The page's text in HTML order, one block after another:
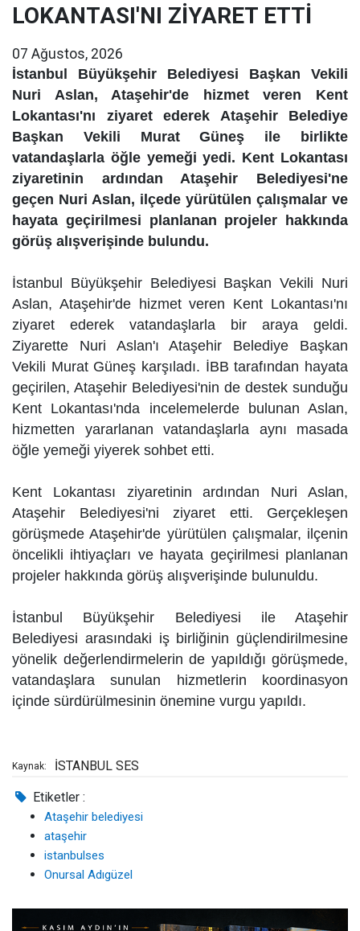
LOKANTASI'NI ZİYARET ETTİ
07 Ağustos, 2026
İstanbul Büyükşehir Belediyesi Başkan Vekili
Nuri Aslan, Ataşehir'de hizmet veren Kent
Lokantası'nı ziyaret ederek Ataşehir Belediye
Başkan Vekili Murat Güneş ile birlikte
vatandaşlarla öğle yemeği yedi. Kent Lokantası
ziyaretinin ardından Ataşehir Belediyesi'ne
geçen Nuri Aslan, ilçede yürütülen çalışmalar ve
hayata geçirilmesi planlanan projeler hakkında
görüş alışverişinde bulundu.
İstanbul Büyükşehir Belediyesi Başkan Vekili Nuri
Aslan, Ataşehir'de hizmet veren Kent Lokantası'nı
ziyaret ederek vatandaşlarla bir araya geldi.
Ziyarette Nuri Aslan'ı Ataşehir Belediye Başkan
Vekili Murat Güneş karşıladı. İBB tarafından hayata
geçirilen, Ataşehir Belediyesi'nin de destek sunduğu
Kent Lokantası'nda incelemelerde bulunan Aslan,
hizmetten yararlanan vatandaşlarla aynı masada
öğle yemeği yiyerek sohbet etti.
Kent Lokantası ziyaretinin ardından Nuri Aslan,
Ataşehir Belediyesi'ni ziyaret etti. Gerçekleşen
görüşmede Ataşehir'de yürütülen çalışmalar, ilçenin
öncelikli ihtiyaçları ve hayata geçirilmesi planlanan
projeler hakkında görüş alışverişinde bulunuldu.
İstanbul Büyükşehir Belediyesi ile Ataşehir
Belediyesi arasındaki iş birliğinin güçlendirilmesine
yönelik değerlendirmelerin de yapıldığı görüşmede,
vatandaşlara sunulan hizmetlerin koordinasyon
içinde sürdürülmesinin önemine vurgu yapıldı.
Kaynak: İSTANBUL SES
Etiketler :
Ataşehir belediyesi
ataşehir
istanbulses
Onursal Adıgüzel